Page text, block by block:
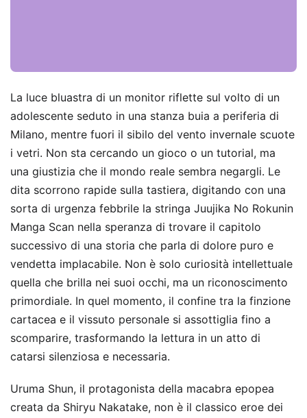
La luce bluastra di un monitor riflette sul volto di un
adolescente seduto in una stanza buia a periferia di
Milano, mentre fuori il sibilo del vento invernale scuote
i vetri. Non sta cercando un gioco o un tutorial, ma
una giustizia che il mondo reale sembra negargli. Le
dita scorrono rapide sulla tastiera, digitando con una
sorta di urgenza febbrile la stringa Juujika No Rokunin
Manga Scan nella speranza di trovare il capitolo
successivo di una storia che parla di dolore puro e
vendetta implacabile. Non è solo curiosità intellettuale
quella che brilla nei suoi occhi, ma un riconoscimento
primordiale. In quel momento, il confine tra la finzione
cartacea e il vissuto personale si assottiglia fino a
scomparire, trasformando la lettura in un atto di
catarsi silenziosa e necessaria.
Uruma Shun, il protagonista della macabra epopea
creata da Shiryu Nakatake, non è il classico eroe dei